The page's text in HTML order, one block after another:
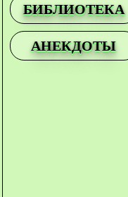
БИБЛИОТЕКА
АНЕКДОТЫ